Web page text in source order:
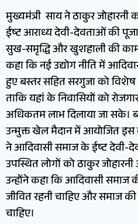
मुख्यमंत्री साय ने ठाकुर
ईष्ट आराध्य देवी-देवताओं की
सुख-समृद्धि और खुशहाली की
कहा कि नई उद्योग नीति में
हुए बस्तर सहित सरगुजा को
ताकि यहां के निवासियों को
अधिकतम लाभ दिलाया जा सके।
उन्मुक्त खेल मैदान में आयोजित इस
ने आदिवासी समाज के ईष्ट
उपस्थित लोगों को ठाकुर
उन्होंने कहा कि आदिवासी समाज
जीवित रहनी चाहिए और समाज
चाहिए।